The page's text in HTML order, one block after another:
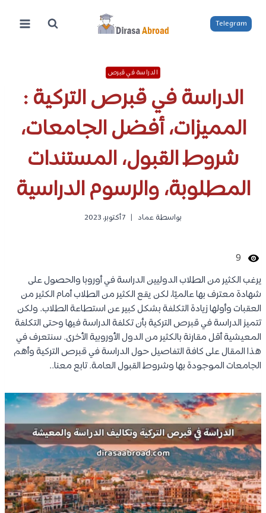
المحتوى
Telegram
الدراسة في قبرص
الدراسة في قبرص التركية :
المميزات، أفضل الجامعات،
شروط القبول، المستندات
المطلوبة، والرسوم الدراسية
بواسطة عماد 7 أكتوبر، 2023
9
يرغب الكثير من الطلاب الدوليين الدراسة في أوروبا والحصول على
شهادة معترف بها عالميًا، لكن يقع الكثير من الطلاب أمام الكثير من
العقبات وأولها زيادة التكلفة بشكل كبير عن استطاعة الطلاب. ولكن
تتميز الدراسة في قبرص التركية بأن تكلفة الدراسة فيها وحتى التكلفة
المعيشية أقل مقارنة بالكثير من الدول الأوروبية الأخرى. سنتعرف في
هذا المقال على كافة التفاصيل حول الدراسة في قبرص التركية وأهم
الجامعات الموجودة بها وشروط القبول العامة. تابع معنا..